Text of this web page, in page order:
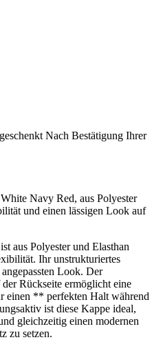
Nach Bestätigung Ihrer
Navy Red, aus Polyester
und einen lässigen Look auf
aus Polyester und Elasthan
Ihr unstrukturiertes
Look. Der
Rückseite ermöglicht eine
einen ** perfekten Halt während
ist diese Kappe ideal,
gleichzeitig einen modernen
zu setzen.